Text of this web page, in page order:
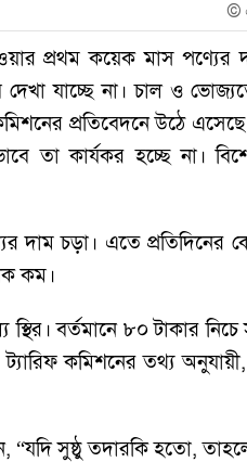
©
প্রথম কয়েক মাস
যাচ্ছে না। চাল ও
প্রতিবেদনে উঠে
তা কার্যকর হচ্ছে না।
দাম চড়া। এতে প্রতিদিনের
কম।
স্থির। বর্তমানে ৮০ টাকার
কমিশনের তথ্য
সুষ্ঠু তদারকি হতো,